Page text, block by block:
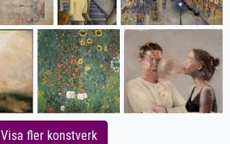
Visa fler konstverk